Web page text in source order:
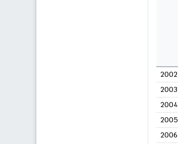
2002
2003
2004
2005
2006